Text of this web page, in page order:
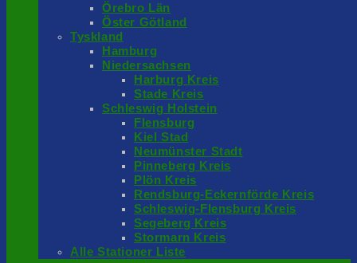
Örebro Län
Öster Götland
Tyskland
Hamburg
Niedersachsen
Harburg Kreis
Stade Kreis
Schleswig Holstein
Flensburg
Kiel Stad
Neumünster Stadt
Pinneberg Kreis
Plön Kreis
Rendsburg-Eckernförde Kreis
Schleswig-Flensburg Kreis
Segeberg Kreis
Stormarn Kreis
Alle Stationer Liste